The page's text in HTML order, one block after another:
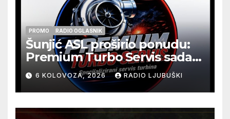
PROMO RADIO OGLASNIK
Šunjić ASL proširio ponudu:
Premium Turbo Servis sada
na jednoj adresi u Ljubuškom
6 KOLOVOZA, 2026 RADIO LJUBUŠKI